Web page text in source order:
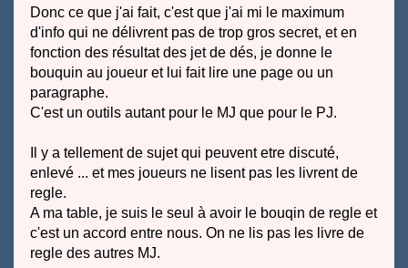
Donc ce que j'ai fait, c'est que j'ai mi le maximum
d'info qui ne délivrent pas de trop gros secret, et en
fonction des résultat des jet de dés, je donne le
bouquin au joueur et lui fait lire une page ou un
paragraphe.
C'est un outils autant pour le MJ que pour le PJ.
Il y a tellement de sujet qui peuvent etre discuté,
enlevé ... et mes joueurs ne lisent pas les livrent de
regle.
A ma table, je suis le seul à avoir le bouqin de regle et
c'est un accord entre nous. On ne lis pas les livre de
regle des autres MJ.